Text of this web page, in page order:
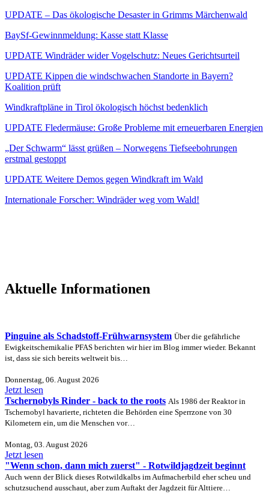
UPDATE – Das ökologische Desaster in Grimms Märchenwald
BaySf-Gewinnmeldung: Kasse statt Klasse
UPDATE Windräder wider Vogelschutz: Neues Gerichtsurteil
UPDATE Kippen die windschwachen Standorte in Bayern?
Koalition prüft
Windkraftpläne in Tirol ökologisch höchst bedenklich
UPDATE Fledermäuse: Große Probleme mit erneuerbaren Energien
„Der Schwarm“ lässt grüßen – Norwegens Tiefseebohrungen
erstmal gestoppt
UPDATE Weitere Demos gegen Windkraft im Wald
Internationale Forscher: Windräder weg vom Wald!
Aktuelle Informationen
Pinguine als Schadstoff-Frühwarnsystem Über die gefährliche
Ewigkeitschemikalie PFAS berichten wir hier im Blog immer wieder. Bekannt
ist, dass sie sich bereits weltweit bis…
Donnerstag, 06. August 2026
Jetzt lesen
Tschernobyls Rinder - back to the roots Als 1986 der Reaktor in
Tschernobyl havarierte, richteten die Behörden eine Sperrzone von 30
Kilometern ein, um die Menschen vor…
Montag, 03. August 2026
Jetzt lesen
"Wenn schon, dann mich zuerst" - Rotwildjagdzeit beginnt
Auch wenn der Blick dieses Rotwildkalbs im Aufmacherbild eher scheu und
schutzsuchend ausschaut, aber zum Auftakt der Jagdzeit für Alttiere…